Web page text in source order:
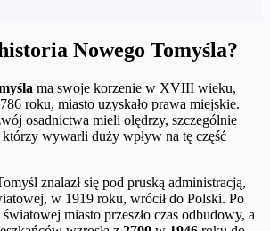
Nowego Tomyśla?
ma swoje korzenie w XVIII wieku,
roku, miasto uzyskało prawa miejskie.
osadnictwa mieli olędrzy, szczególnie
wywarli duży wpływ na tę część
znalazł się pod pruską administracją,
w 1919 roku, wrócił do Polski. Po
miasto przeszło czas odbudowy, a